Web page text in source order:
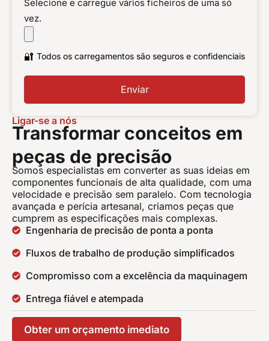
Ligar-se a nós
Transformar conceitos em
peças de precisão
Somos especialistas em converter as suas ideias em
componentes funcionais de alta qualidade, com uma
velocidade e precisão sem paralelo. Com tecnologia
avançada e perícia artesanal, criamos peças que
cumprem as especificações mais complexas.
Engenharia de precisão de ponta a ponta
Fluxos de trabalho de produção simplificados
Compromisso com a excelência da maquinagem
Entrega fiável e atempada
Obter um orçamento imediato
Selecione e carregue vários ficheiros de uma só
vez.
🔐 Todos os carregamentos são seguros e confidenciais
Enviar